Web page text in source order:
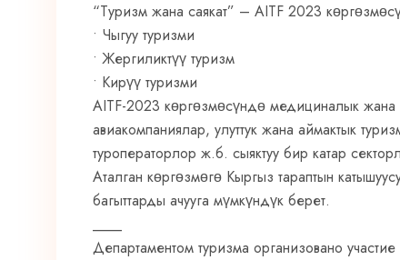
“Туризм жана саякат” – AITF 2023
• Чыгуу туризми
• Жергиликтүү туризм
• Кирүү туризми
AITF-2023 көргөзмөсүндө медициналык
авиакомпаниялар, улуттук жана аймактык
туроператорлор ж.б. сыяктуу бир катар
Аталган көргөзмөгө Кыргыз тараптын
багыттарды ачууга мүмкүндүк берет.
Департаментом туризма организовано